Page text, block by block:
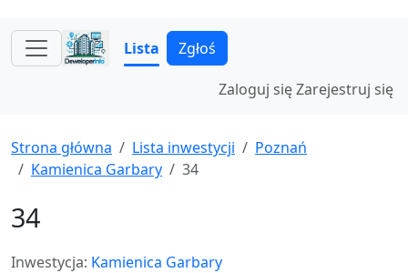
Lista Zgłoś
Zaloguj sięZarejestruj się
Strona główna Lista inwestycji
Poznań
Kamienica Garbary
34
34
Inwestycja: Kamienica Garbary